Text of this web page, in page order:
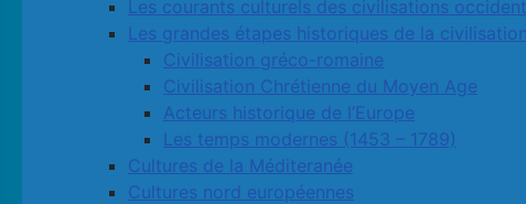
Les courants culturels des civilisations
Les grandes étapes historiques de la
Civilisation gréco-romaine
Civilisation Chrétienne du Moyen Age
Acteurs historique de l’Europe
Les temps modernes (1453 – 1789)
Cultures de la Méditeranée
Cultures nord européennes